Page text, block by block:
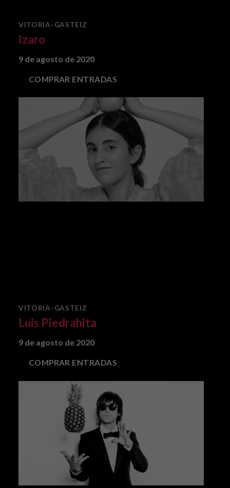
VITORIA-GASTEIZ
Izaro
9 de agosto de 2020
COMPRAR ENTRADAS
VITORIA-GASTEIZ
Luis Piedrahita
9 de agosto de 2020
COMPRAR ENTRADAS